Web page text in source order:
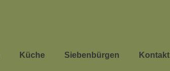
Küche Siebenbürgen Kontakt